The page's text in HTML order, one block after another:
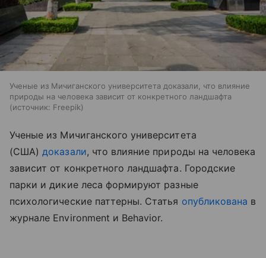
Ученые из Мичиганского университета доказали, что влияние
природы на человека зависит от конкретного ландшафта
источник: Freepik
Ученые из Мичиганского университета
(США)доказали, что влияние природы на человека
зависит от конкретного ландшафта. Городские
парки и дикие леса формируют разные
психологические паттерны. Статья опубликована в
журнале Environment и Behavior.